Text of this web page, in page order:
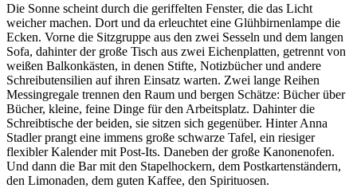
Die Sonne scheint durch die geriffelten Fenster, die das Licht
weicher machen. Dort und da erleuchtet eine Glühbirnenlampe die
Ecken. Vorne die Sitzgruppe aus den zwei Sesseln und dem langen
Sofa, dahinter der große Tisch aus zwei Eichenplatten, getrennt von
weißen Balkonkästen, in denen Stifte, Notizbücher und andere
Schreibutensilien auf ihren Einsatz warten. Zwei lange Reihen
Messingregale trennen den Raum und bergen Schätze: Bücher über
Bücher, kleine, feine Dinge für den Arbeitsplatz. Dahinter die
Schreibtische der beiden, sie sitzen sich gegenüber. Hinter Anna
Stadler prangt eine immens große schwarze Tafel, ein riesiger
flexibler Kalender mit Post-Its. Daneben der große Kanonenofen.
Und dann die Bar mit den Stapelhockern, dem Postkartenständern,
den Limonaden, dem guten Kaffee, den Spirituosen.